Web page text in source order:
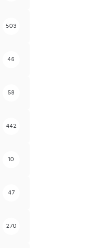
503
46
58
442
10
47
270